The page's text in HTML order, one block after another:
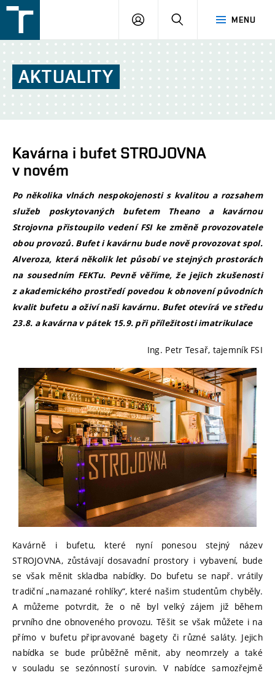
v
Brně
MENU
PŘIHLÁŠENÍ
AKTUALITY
Kavárna i bufet STROJOVNA
v novém
Po několika vlnách nespokojenosti s kvalitou a rozsahem
služeb poskytovaných bufetem Theano a kavárnou
Strojovna přistoupilo vedení FSI ke změně provozovatele
obou provozů. Bufet i kavárnu bude nově provozovat spol.
Alveroza, která několik let působí ve stejných prostorách
na sousedním FEKTu. Pevně věříme, že jejich zkušenosti
z akademického prostředí povedou k obnovení původních
kvalit bufetu a oživí naši kavárnu. Bufet otevírá ve středu
23.8. a kavárna v pátek 15.9. při příležitosti imatrikulace
Ing. Petr Tesař, tajemník FSI
Kavárně i bufetu, které nyní ponesou stejný název
STROJOVNA, zůstávají dosavadní prostory i vybavení, bude
se však měnit skladba nabídky. Do bufetu se např. vrátily
tradiční „namazané rohlíky“, které našim studentům chyběly.
A můžeme potvrdit, že o ně byl velký zájem již během
prvního dne obnoveného provozu. Těšit se však můžete i na
přímo v bufetu připravované bagety či různé saláty. Jejich
nabídka se bude průběžně měnit, aby neomrzely a také
v souladu se sezónností surovin. V nabídce samozřejmě